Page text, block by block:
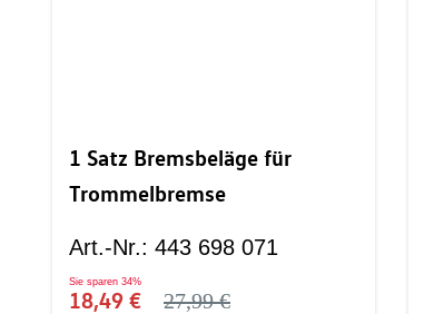
1 Satz Bremsbeläge für
Trommelbremse
Art.-Nr.: 443 698 071
Sie sparen 34%
18,49 € 27,99 €